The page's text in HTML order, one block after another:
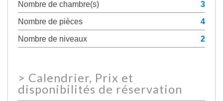
Nombre de chambre(s)
3
Nombre de pièces
4
Nombre de niveaux
2
> Calendrier, Prix et
disponibilités de réservation